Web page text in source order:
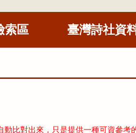
索區 臺灣詩社資
比對出來，只是提供一種可資參